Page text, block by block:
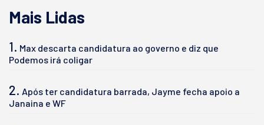
Mais Lidas
1. Max descarta candidatura ao governo e diz que
Podemos irá coligar
2. Após ter candidatura barrada, Jayme fecha apoio a
Janaina e WF